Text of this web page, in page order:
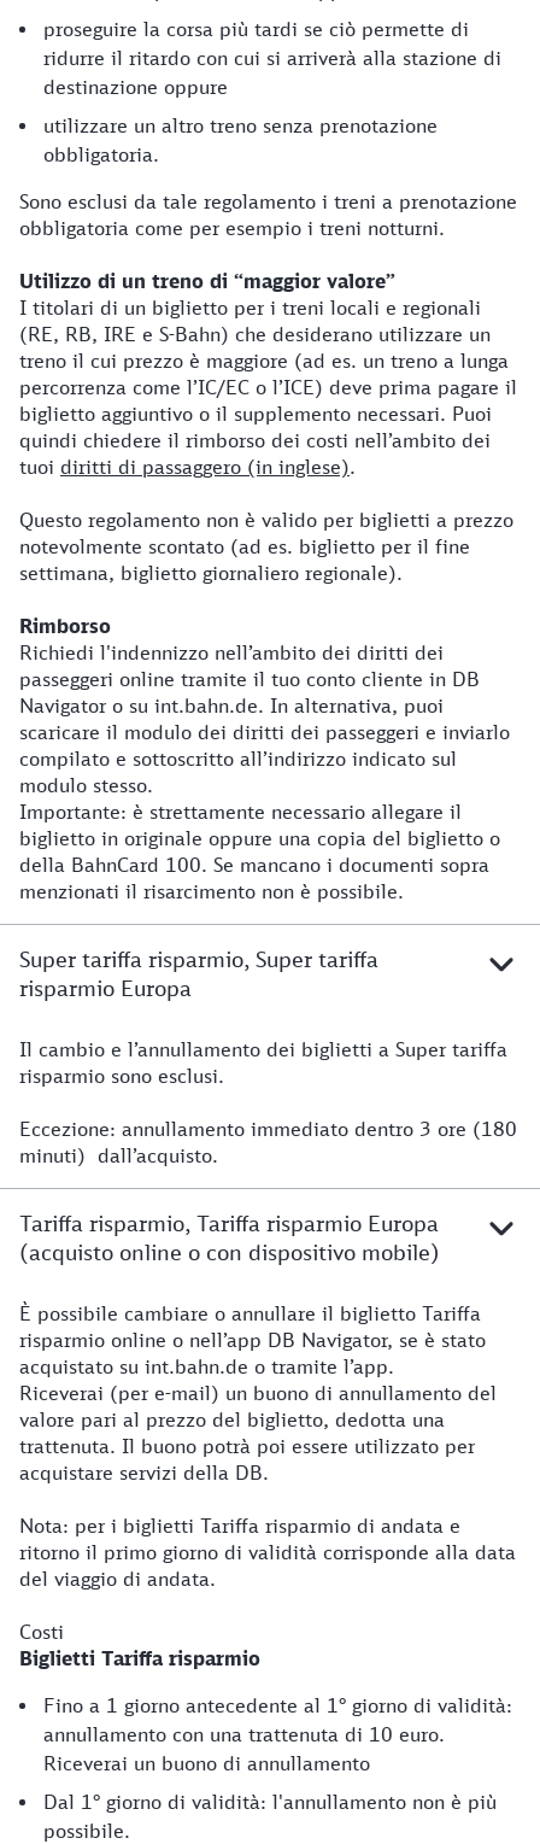
proseguire la corsa più tardi se ciò permette di
ridurre il ritardo con cui si arriverà alla stazione di
destinazione oppure
utilizzare un altro treno senza prenotazione
obbligatoria.
Sono esclusi da tale regolamento i treni a prenotazione
obbligatoria come per esempio i treni notturni.
Utilizzo di un treno di “maggior valore”
I titolari di un biglietto per i treni locali e regionali
(RE, RB, IRE e S-Bahn) che desiderano utilizzare un
treno il cui prezzo è maggiore (ad es. un treno a lunga
percorrenza come l’IC/EC o l’ICE) deve prima pagare il
biglietto aggiuntivo o il supplemento necessari. Puoi
quindi chiedere il rimborso dei costi nell’ambito dei
tuoi diritti di passaggero (in inglese).
Questo regolamento non è valido per biglietti a prezzo
notevolmente scontato (ad es. biglietto per il fine
settimana, biglietto giornaliero regionale).
Rimborso
Richiedi l'indennizzo nell’ambito dei diritti dei
passeggeri online tramite il tuo conto cliente in DB
Navigator o su int.bahn.de. In alternativa, puoi
scaricare il modulo dei diritti dei passeggeri e inviarlo
compilato e sottoscritto all’indirizzo indicato sul
modulo stesso.
Importante: è strettamente necessario allegare il
biglietto in originale oppure una copia del biglietto o
della BahnCard 100. Se mancano i documenti sopra
menzionati il risarcimento non è possibile.
Super tariffa risparmio, Super tariffa
risparmio Europa
Super tariffa risparmio
Il cambio e l’annullamento dei biglietti a Super tariffa
risparmio sono esclusi.
Eccezione: annullamento immediato dentro 3 ore (180
minuti) dall’acquisto.
Tariffa risparmio, Tariffa risparmio Europa
(acquisto online o con dispositivo mobile)
È possibile cambiare o annullare il biglietto Tariffa
risparmio online o nell’app DB Navigator, se è stato
acquistato su int.bahn.de o tramite l’app.
Riceverai (per e-mail) un buono di annullamento del
valore pari al prezzo del biglietto, dedotta una
trattenuta. Il buono potrà poi essere utilizzato per
acquistare servizi della DB.
Nota: per i biglietti Tariffa risparmio di andata e
ritorno il primo giorno di validità corrisponde alla data
del viaggio di andata.
Costi
Biglietti Tariffa risparmio
Fino a 1 giorno antecedente al 1° giorno di validità:
annullamento con una trattenuta di 10 euro.
Riceverai un buono di annullamento
Dal 1° giorno di validità: l'annullamento non è più
possibile.